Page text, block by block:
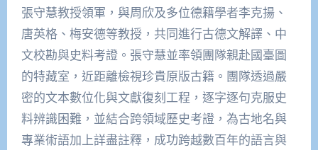
張守慧教授領軍，與周欣及多位德籍學者李克揚、
唐英格、梅安德等教授，共同進行古德文解譯、中
文校勘與史料考證。張守慧並率領團隊親赴國臺圖
的特藏室，近距離檢視珍貴原版古籍。團隊透過嚴
密的文本數位化與文獻復刻工程，逐字逐句克服史
料辨識困難，並結合跨領域歷史考證，為古地名與
專業術語加上詳盡註釋，成功跨越數百年的語言與